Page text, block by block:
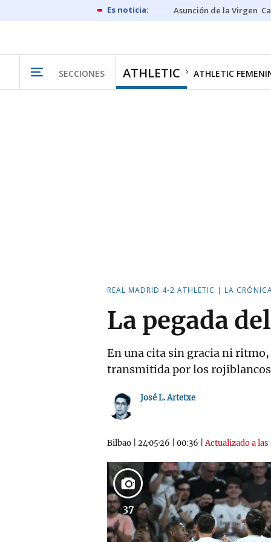
Asunción de la Virgen
SECCIONES ATHLETIC ATHLETIC
REAL MADRID 4-2 ATHLETIC | LA
La pegada
En una cita sin gracia ni
transmitida por los rojiblancos
José L. Artetxe
Bilbao 24·05·26 00:36 |Actualizado a las
37